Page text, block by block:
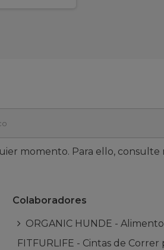
momento. Para ello,
Colaboradores
ORGANIC HUNDE -
FITFURLIFE - Cintas de Correr